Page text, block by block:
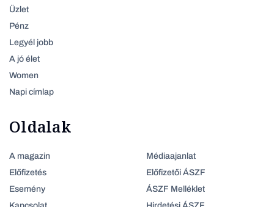
Üzlet
Pénz
Legyél jobb
A jó élet
Women
Napi címlap
Oldalak
A magazin
Előfizetés
Esemény
Médiaajanlat
Előfizetői ÁSZF
ÁSZF Melléklet